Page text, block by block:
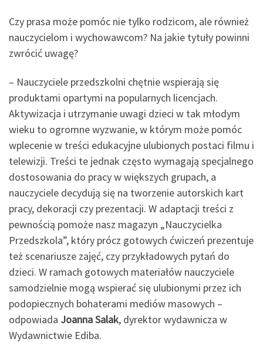
Czy prasa może pomóc nie tylko rodzicom, ale również
nauczycielom i wychowawcom? Na jakie tytuły powinni
zwrócić uwagę?
– Nauczyciele przedszkolni chętnie wspierają się
produktami opartymi na popularnych licencjach.
Aktywizacja i utrzymanie uwagi dzieci w tak młodym
wieku to ogromne wyzwanie, w którym może pomóc
wplecenie w treści edukacyjne ulubionych postaci filmu i
telewizji. Treści te jednak często wymagają specjalnego
dostosowania do pracy w większych grupach, a
nauczyciele decydują się na tworzenie autorskich kart
pracy, dekoracji czy prezentacji. W adaptacji treści z
pewnością pomoże nasz magazyn „Nauczycielka
Przedszkola”, który prócz gotowych ćwiczeń prezentuje
też scenariusze zajęć, czy przykładowych pytań do
dzieci. W ramach gotowych materiałów nauczyciele
samodzielnie mogą wspierać się ulubionymi przez ich
podopiecznych bohaterami mediów masowych –
odpowiada Joanna Salak, dyrektor wydawnicza w
Wydawnictwie Ediba.